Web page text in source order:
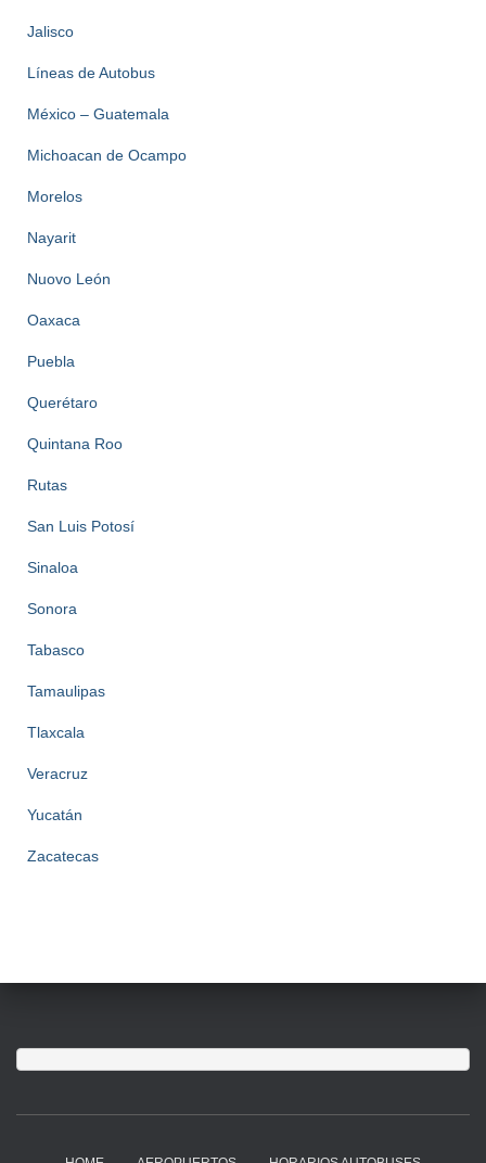
Jalisco
Líneas de Autobus
México – Guatemala
Michoacan de Ocampo
Morelos
Nayarit
Nuovo León
Oaxaca
Puebla
Querétaro
Quintana Roo
Rutas
San Luis Potosí
Sinaloa
Sonora
Tabasco
Tamaulipas
Tlaxcala
Veracruz
Yucatán
Zacatecas